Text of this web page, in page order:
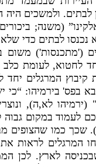
לבתים. ולמשכים היה
(משנה;
לבתים כדי
('מתכנסות') משום
לחטוא,לעומת
קיבוץ המרגלים יחד
בפס' בירמיהו: “כי
" (ירמיהו לא,ה),
לעמוד במקום גבוה
שכך כמו שהצופים
המרגלים לראות
לארץ.לכן